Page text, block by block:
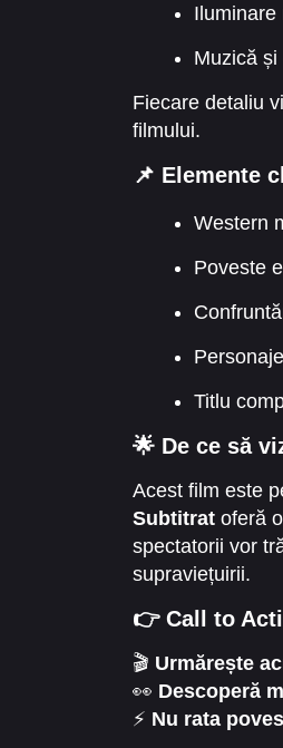
Iluminare
Muzică
Fiecare detaliu
filmului.
📌 Elemente
Western
Poveste
Titlu
🌟 De ce să
Acest film este
Subtitrat oferă
spectatorii vor
supraviețuirii.
👉 Call to
🎬 Urmărește
👀 Descoperă
⚡ Nu rata